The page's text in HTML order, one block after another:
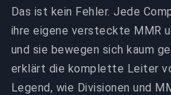
Das ist kein Fehler. Jede
ihre eigene versteckte MMR
und sie bewegen sich kaum
erklärt die komplette Leiter
Legend, wie Divisionen und